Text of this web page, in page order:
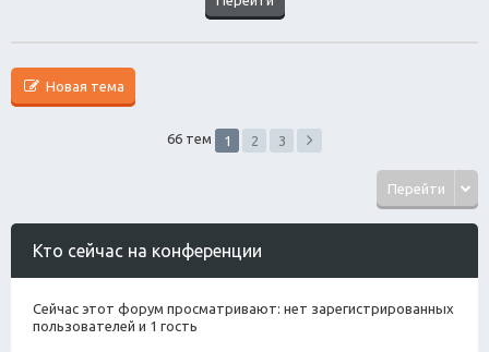
Новая тема
66 тем 1 2 3
Перейти
Кто сейчас на конференции
Сейчас этот форум просматривают: нет зарегистрированных
пользователей и 1 гость